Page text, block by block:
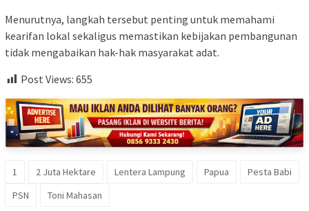
Menurutnya, langkah tersebut penting untuk memahami
kearifan lokal sekaligus memastikan kebijakan pembangunan
tidak mengabaikan hak-hak masyarakat adat.
Post Views: 655
1 2 Juta Hektare Lentera Lampung Papua
Pesta Babi
PSN
Toni Mahasan